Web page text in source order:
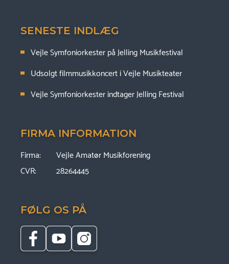
FIRMA INFORMATION
Firma:
Vejle Amatør Musikforening
CVR:
28264445
SENESTE INDLÆG
Vejle Symfoniorkester på Jelling Musikfestival
Udsolgt filmmusikkoncert i Vejle Musikteater
Vejle Symfoniorkester indtager Jelling Festival
FØLG OS PÅ